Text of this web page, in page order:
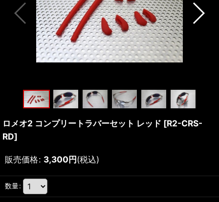
ロメオ2 コンプリートラバーセット レッド [R2-CRS-
RD]
販売価格: 3,300円(税込)
数量: